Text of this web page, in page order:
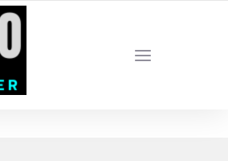
MARKETING AGENCY